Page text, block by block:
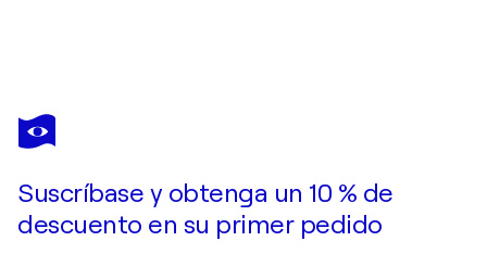
Suscríbase y obtenga un 10 % de
descuento en su primer pedido